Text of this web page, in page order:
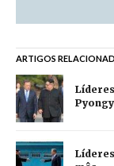
ARTIGOS